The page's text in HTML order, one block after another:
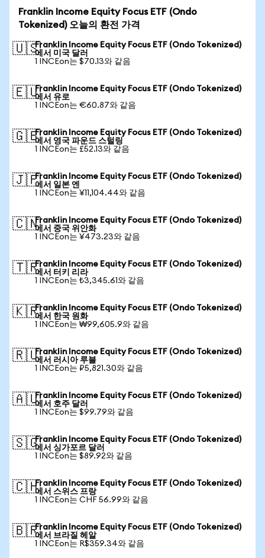
Franklin Income Equity Focus ETF (Ondo
Tokenized) 오늘의 환전 가격
🇺🇸Franklin Income Equity Focus ETF (Ondo Tokenized)
에서 미국 달러
1 INCEon는 $70.13와 같음
🇪🇺Franklin Income Equity Focus ETF (Ondo Tokenized)
에서 유로
1 INCEon는 €60.87와 같음
🇬🇧Franklin Income Equity Focus ETF (Ondo Tokenized)
에서 영국 파운드 스털링
1 INCEon는 £52.13와 같음
🇯🇵Franklin Income Equity Focus ETF (Ondo Tokenized)
에서 일본 엔
1 INCEon는 ¥11,104.44와 같음
🇨🇳Franklin Income Equity Focus ETF (Ondo Tokenized)
에서 중국 위안화
1 INCEon는 ¥473.23와 같음
🇹🇷Franklin Income Equity Focus ETF (Ondo Tokenized)
에서 터키 리라
1 INCEon는 ₺3,345.61와 같음
🇰🇷Franklin Income Equity Focus ETF (Ondo Tokenized)
에서 한국 원화
1 INCEon는 ₩99,605.9와 같음
🇷🇺Franklin Income Equity Focus ETF (Ondo Tokenized)
에서 러시아 루블
1 INCEon는 ₽5,821.30와 같음
🇦🇺Franklin Income Equity Focus ETF (Ondo Tokenized)
에서 호주 달러
1 INCEon는 $99.79와 같음
🇸🇬Franklin Income Equity Focus ETF (Ondo Tokenized)
에서 싱가포르 달러
1 INCEon는 $89.92와 같음
🇨🇭Franklin Income Equity Focus ETF (Ondo Tokenized)
에서 스위스 프랑
1 INCEon는 CHF 56.99와 같음
🇧🇷Franklin Income Equity Focus ETF (Ondo Tokenized)
에서 브라질 헤알
1 INCEon는 R$359.34와 같음